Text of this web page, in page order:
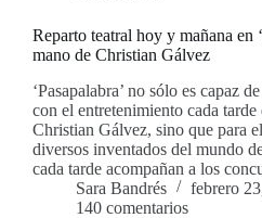
Reparto teatral hoy y mañana en
mano de Christian Gálvez
‘Pasapalabra’ no sólo es capaz
con el entretenimiento cada tarde
Christian Gálvez, sino que para
diversos inventados del mundo
cada tarde acompañan a los
Sara Bandrés
febrero
140 comentarios